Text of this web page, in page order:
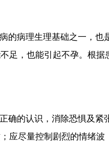
的病理生理基础之一，也
足，也能引起不孕。根据
确的认识，消除恐惧及紧
应尽量控制剧烈的情绪波